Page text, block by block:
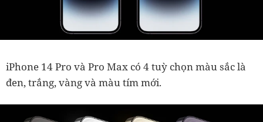
iPhone 14 Pro và Pro Max có 4 tuỳ chọn màu sắc là
đen, trắng, vàng và màu tím mới.